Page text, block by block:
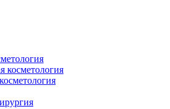
косметология